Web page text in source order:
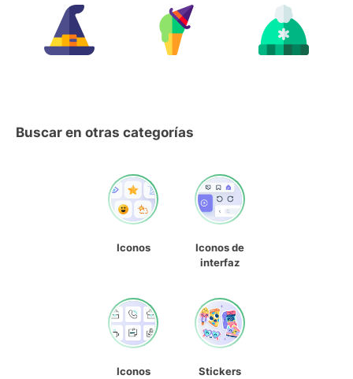
Buscar en otras categorías
Iconos
Iconos de
interfaz
Iconos
Stickers